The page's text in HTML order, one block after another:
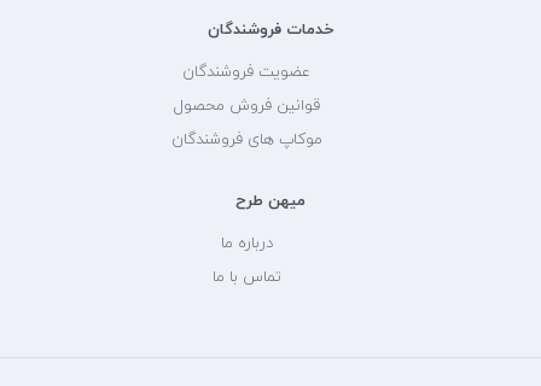
خدمات فروشندگان
عضویت فروشندگان
قوانین فروش محصول
موکاپ های فروشندگان
میهن طرح
درباره ما
تماس با ما